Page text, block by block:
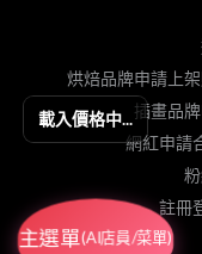
烘焙品牌申請上
插畫品
網紅申請
註冊
載入價格中...
主選單(AI店員/菜單)